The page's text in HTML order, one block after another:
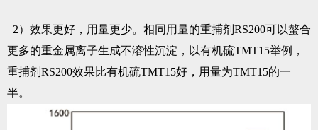
2）效果更好，用量更少。相同用量的重捕剂RS200可以螯合
更多的重金属离子生成不溶性沉淀，以有机硫TMT15举例，
重捕剂RS200效果比有机硫TMT15好，用量为TMT15的一
半。